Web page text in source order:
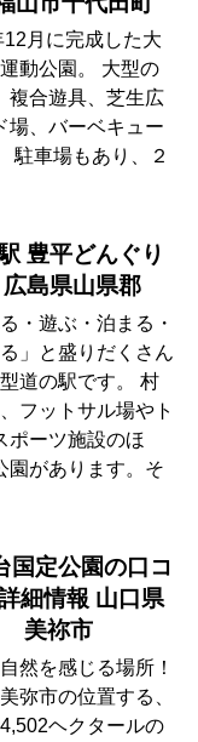
12月に完成した大
動公園。 大型の
複合遊具、芝生広
場、バーベキュー
駐車場もあり、２
豊平どんぐり
島県山県郡
る・遊ぶ・泊まる・
」と盛りだくさん
道の駅です。 村
フットサル場やト
ポーツ施設のほ
園があります。そ
国定公園の口コ
細情報 山口県
美祢市
然を感じる場所！
弥市の位置する、
ヘクタールの